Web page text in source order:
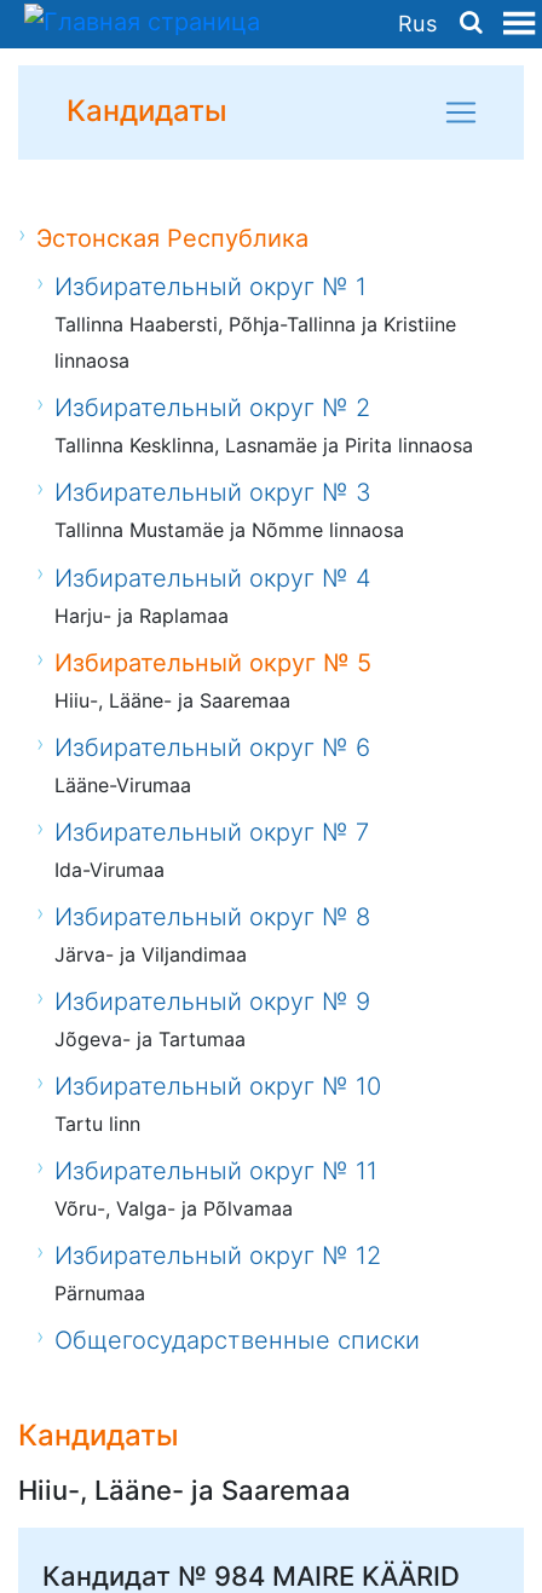
Rus
Кандидаты
Эстонская Республика
Избирательный округ № 1
Tallinna Haabersti, Põhja-Tallinna ja Kristiine
linnaosa
Избирательный округ № 2
Tallinna Kesklinna, Lasnamäe ja Pirita linnaosa
Избирательный округ № 3
Tallinna Mustamäe ja Nõmme linnaosa
Избирательный округ № 4
Harju- ja Raplamaa
Избирательный округ № 5
Hiiu-, Lääne- ja Saaremaa
Избирательный округ № 6
Lääne-Virumaa
Избирательный округ № 7
Ida-Virumaa
Избирательный округ № 8
Järva- ja Viljandimaa
Избирательный округ № 9
Jõgeva- ja Tartumaa
Избирательный округ № 10
Tartu linn
Избирательный округ № 11
Võru-, Valga- ja Põlvamaa
Избирательный округ № 12
Pärnumaa
Общегосударственные списки
Кандидаты
Hiiu-, Lääne- ja Saaremaa
Кандидат № 984 MAIRE KÄÄRID